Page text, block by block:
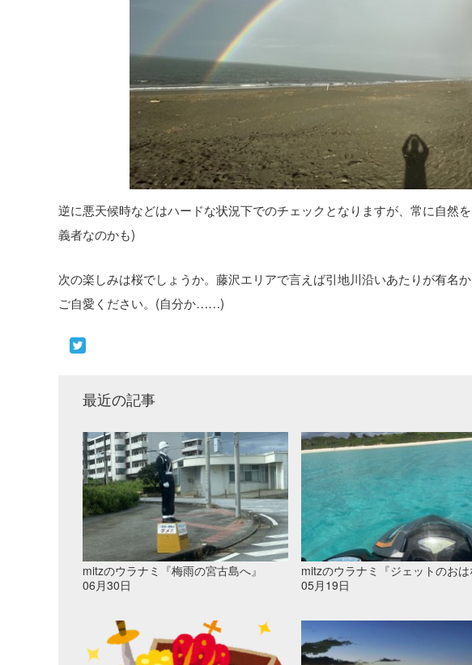
逆に悪天候時などはハードな状況下でのチェックとなりますが、常に自然
義者なのかも)
次の楽しみは桜でしょうか。藤沢エリアで言えば引地川沿いあたりが有名
ご自愛ください。(自分か……)
最近の記事
mitzのウラナミ『梅雨の宮古島へ』
06月30日
mitzのウラナミ『ジェットのおは
05月19日